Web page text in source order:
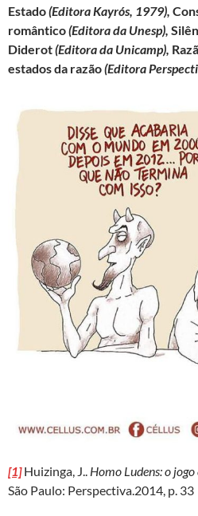
Estado(Editora Kayrós, 1979),
romântico(Editora da Unesp),
Diderot(Editora da Unicamp),
estados da razão(Editora
[1]Huizinga, J.. Homo Ludens: o
São Paulo: Perspectiva.2014, p. 33